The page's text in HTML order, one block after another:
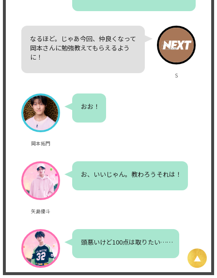
S
なるほど。じゃあ今回、仲良くなって
岡本さんに勉強教えてもらえるよう
に！
岡本拓門
おお！
矢島優斗
お、いいじゃん。教わろうそれは！
頭悪いけど100点は取りたい……